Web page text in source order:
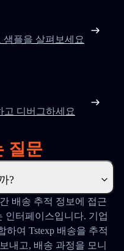
샘플을 살펴보세요
고 디버그하세요
질문
?
배송 추적 정보에 접근
인터페이스입니다. 기업
하여 Tstexp 배송을 추적
내고, 배송 과정을 모니